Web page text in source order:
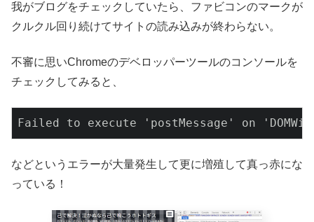
我がブログをチェックしていたら、ファビコンのマークが
クルクル回り続けてサイトの読み込みが終わらない。
不審に思いChromeのデベロッパーツールのコンソールを
チェックしてみると、
Failed to execute 'postMessage' on
などというエラーが大量発生して更に増殖して真っ赤にな
っている！